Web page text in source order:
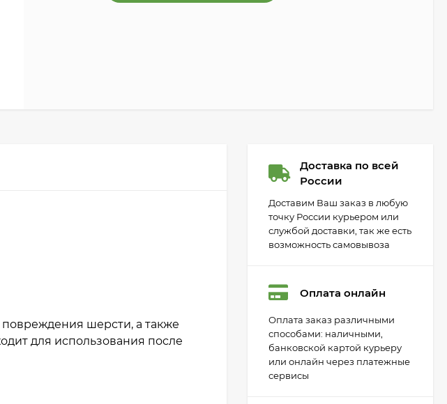
шерсти, а также
для использования после
Доставка по всей
России
Доставим Ваш заказ в любую
точку России курьером или
службой доставки, так же есть
возможность самовывоза
Оплата онлайн
Оплата заказ различными
способами: наличными,
банковской картой курьеру
или онлайн через платежные
сервисы